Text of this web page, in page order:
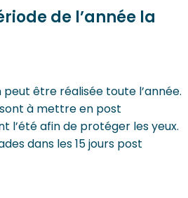
de l’année la
peut être réalisée toute l’année.
à mettre en post
l’été afin de protéger les yeux.
dans les 15 jours post